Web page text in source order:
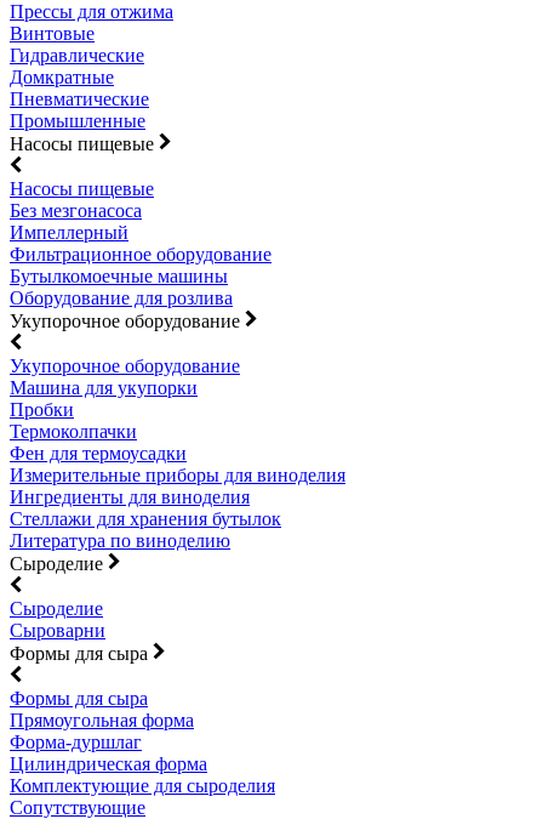
Прессы для отжима
Винтовые
Гидравлические
Домкратные
Пневматические
Промышленные
Насосы пищевые
Насосы пищевые
Без мезгонасоса
Импеллерный
Фильтрационное оборудование
Бутылкомоечные машины
Оборудование для розлива
Укупорочное оборудование
Укупорочное оборудование
Машина для укупорки
Пробки
Термоколпачки
Фен для термоусадки
Измерительные приборы для виноделия
Ингредиенты для виноделия
Стеллажи для хранения бутылок
Литература по виноделию
Сыроделие
Сыроделие
Сыроварни
Формы для сыра
Формы для сыра
Прямоугольная форма
Форма-дуршлаг
Цилиндрическая форма
Комплектующие для сыроделия
Сопутствующие